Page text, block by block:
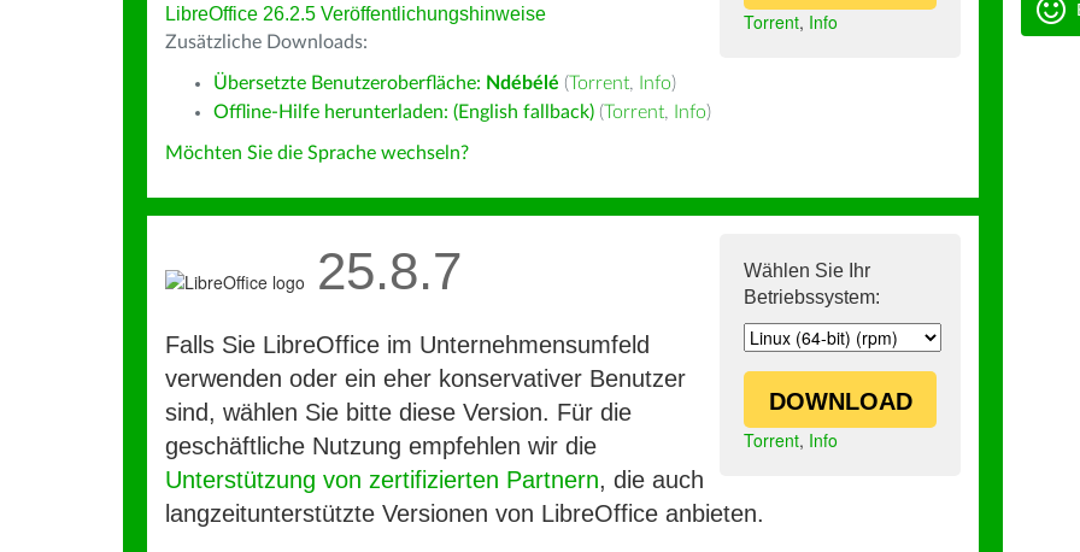
Torrent, Info
LibreOffice 26.2.5 Veröffentlichungshinweise
Zusätzliche Downloads:
Übersetzte Benutzeroberfläche: Ndébélé (Torrent, Info)
Offline-Hilfe herunterladen: (English fallback) (Torrent, Info)
Möchten Sie die Sprache wechseln?
Wählen Sie Ihr
Betriebssystem:
DOWNLOAD
Torrent, Info
25.8.7
Falls Sie LibreOffice im Unternehmensumfeld
verwenden oder ein eher konservativer Benutzer
sind, wählen Sie bitte diese Version. Für die
geschäftliche Nutzung empfehlen wir die
Unterstützung von zertifizierten Partnern, die auch
langzeitunterstützte Versionen von LibreOffice anbieten.